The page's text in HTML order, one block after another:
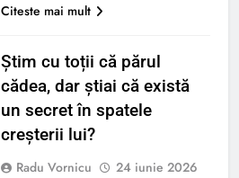
Citeste mai mult
Știm cu toții că părul
cădea, dar știai că există
un secret în spatele
creșterii lui?
Radu Vornicu
24 iunie 2026